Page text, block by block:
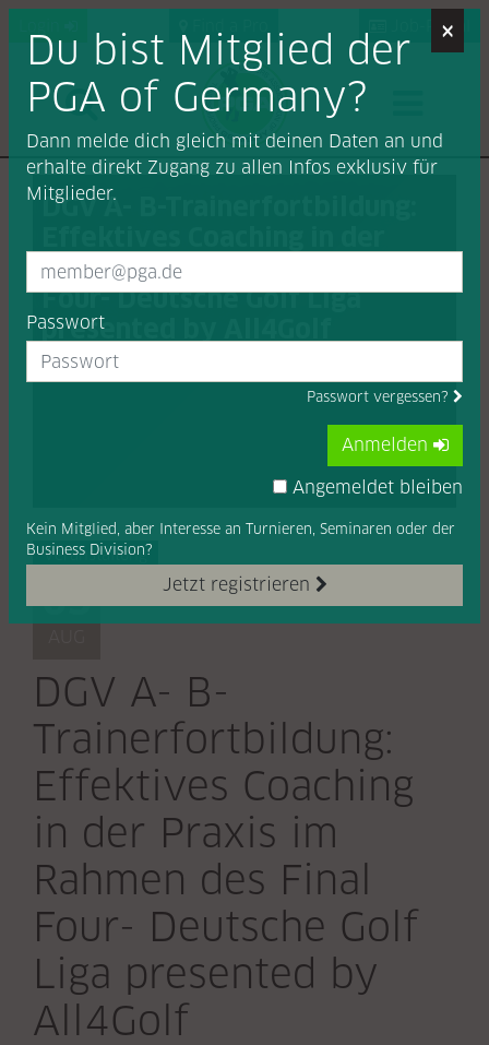
Job-Portal
DGV A- B-Trainerfortbildung:
Praxis im Rahmen des Final
Four- Deutsche Golf Liga
presented by All4Golf
Veranstaltung
03
DGV A- B-
Trainerfortbildung:
Effektives Coaching
in der Praxis im
Rahmen des Final
Four- Deutsche Golf
Liga presented by
All4Golf
×
Du bist Mitglied der
PGA of Germany?
Dann melde dich gleich mit deinen Daten an und
erhalte direkt Zugang zu allen Infos exklusiv für
Mitglieder.
Passwort
Passwort vergessen?
Jetzt registrieren
Kein Mitglied, aber Interesse an Turnieren, Seminaren oder der
Business Division?
Anmelden
Angemeldet bleiben